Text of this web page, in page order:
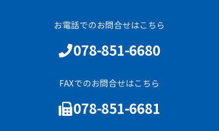
お電話でのお問合せはこちら
078-851-6680
FAXでのお問合せはこちら
078-851-6681